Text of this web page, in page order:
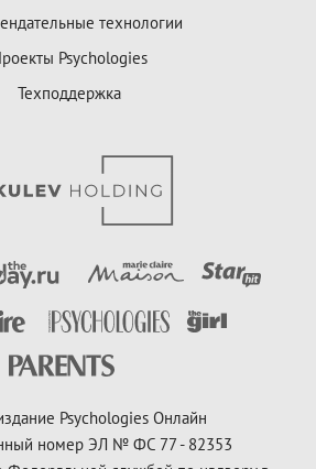
технологии
Psychologies
Техподдержка
Psychologies Онлайн
номер ЭЛ № ФС 77 - 82353